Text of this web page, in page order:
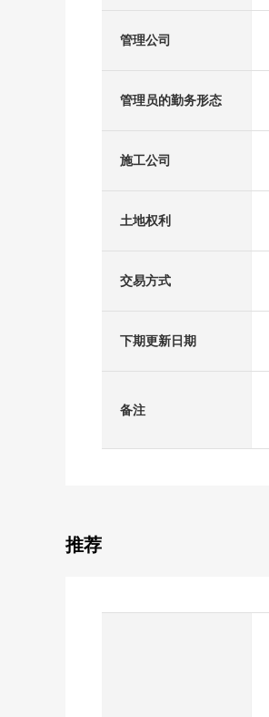
管理公司
管理员的勤务形态
施工公司
土地权利
交易方式
下期更新日期
备注
推荐